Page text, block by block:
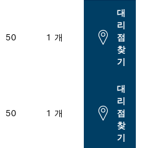
50 1 개
대
리
점
찾
기
50 1 개
대
리
점
찾
기